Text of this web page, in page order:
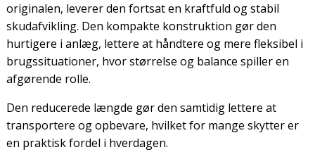
originalen, leverer den fortsat en kraftfuld og stabil
skudafvikling. Den kompakte konstruktion gør den
hurtigere i anlæg, lettere at håndtere og mere fleksibel i
brugssituationer, hvor størrelse og balance spiller en
afgørende rolle.
Den reducerede længde gør den samtidig lettere at
transportere og opbevare, hvilket for mange skytter er
en praktisk fordel i hverdagen.